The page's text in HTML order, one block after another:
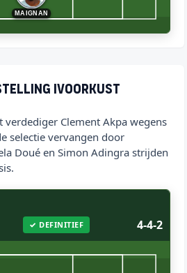
MAIGNAN
Ivoorkust
Clement Akpa wegens
selectie vervangen door
Doué en Simon Adingra strijden
✓ DEFINITIEF 4-4-2